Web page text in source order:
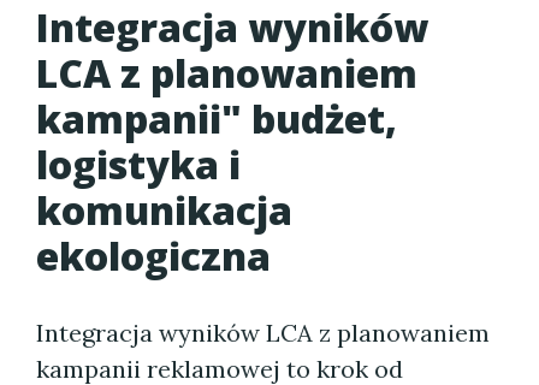
Integracja wyników
LCA z planowaniem
kampanii" budżet,
logistyka i
komunikacja
ekologiczna
Integracja wyników LCA z planowaniem
kampanii reklamowej to krok od